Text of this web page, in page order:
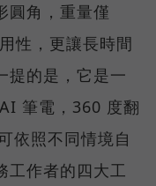
圓角，重量僅
性，更讓長時間
提的是，它是一
筆電，360 度翻
依照不同情境自
工作者的四大工